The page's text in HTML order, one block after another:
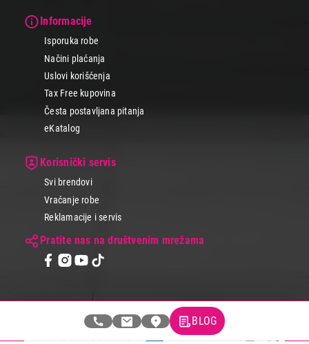
Informacije
Isporuka robe
Načini plaćanja
Uslovi korišćenja
Tax Free kupovina
Česta postavljana pitanja
eKatalog
Korisnički servis
Svi brendovi
Vraćanje robe
Reklamacije i servis
Pratite nas na društvenim mrežama
© 2026 Tehnomedia centar d.o.o.
BLOG